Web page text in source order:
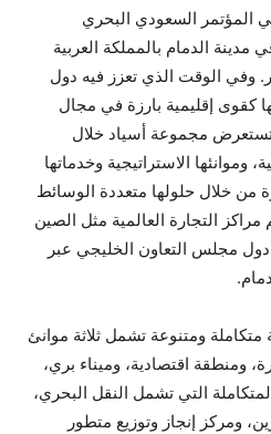
المؤتمر السعودي البحري
يعقد في مدينة الدمام بالمملكة العربية
18 و19 سبتمبر. وفي الوقت الذي تعزز فيه دول
كقوى إقليمية بارزة في مجال
تستعرض مجموعة أسياد خلال
وموانئها الاستراتيجية وخدماتها
من خلال حلولها متعددة الوسائط
مراكز التجارة العالمية مثل الصين
دول مجلس التعاون الخليجي عبر
ومتنوعة تشمل ثلاثة موانئ
ومنطقة اقتصادية، وميناء بري،
التي تشمل النقل البحري،
ومركز إنجاز وتوزيع متطور